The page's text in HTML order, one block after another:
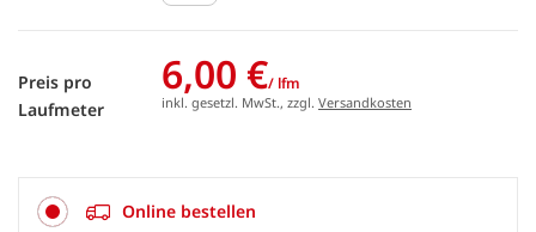
Preis pro
Laufmeter
6,00 €/ lfm
inkl. gesetzl. MwSt., zzgl. Versandkosten
Online bestellen